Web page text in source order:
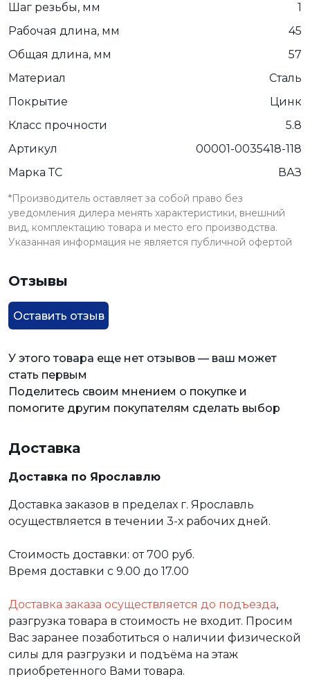
Шаг резьбы, мм
1
Рабочая длина, мм
45
Общая длина, мм
57
Материал
Сталь
Покрытие
Цинк
Класс прочности
5.8
Артикул
00001-0035418-118
Марка ТС
ВАЗ
*Производитель оставляет за собой право без
уведомления дилера менять характеристики, внешний
вид, комплектацию товара и место его производства.
Указанная информация не является публичной офертой
Отзывы
Оставить отзыв
У этого товара еще нет отзывов — ваш может
стать первым
Поделитесь своим мнением о покупке и
помогите другим покупателям сделать выбор
Доставка
Доставка по Ярославлю
Доставка заказов в пределах г. Ярославль
осуществляется в течении 3-х рабочих дней.
Стоимость доставки: от 700 руб.
Время доставки с 9.00 до 17.00
Доставка заказа осуществляется до подъезда,
разгрузка товара в стоимость не входит. Просим
Вас заранее позаботиться о наличии физической
силы для разгрузки и подъёма на этаж
приобретенного Вами товара.